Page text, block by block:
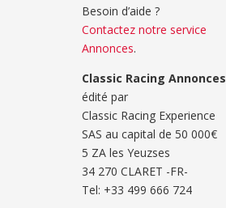
Besoin d’aide ?
Contactez notre service
Annonces.
Classic Racing Annonces
édité par
Classic Racing Experience
SAS au capital de 50 000€
5 ZA les Yeuzses
34 270 CLARET -FR-
Tel: ‭+33 499 666 724‬